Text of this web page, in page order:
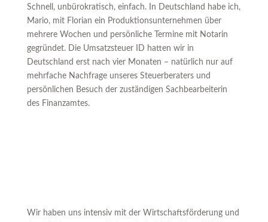
Schnell, unbürokratisch, einfach. In Deutschland habe ich,
Mario, mit Florian ein Produktionsunternehmen über
mehrere Wochen und persönliche Termine mit Notarin
gegründet. Die Umsatzsteuer ID hatten wir in
Deutschland erst nach vier Monaten – natürlich nur auf
mehrfache Nachfrage unseres Steuerberaters und
persönlichen Besuch der zuständigen Sachbearbeiterin
des Finanzamtes.
Wir haben uns intensiv mit der Wirtschaftsförderung und